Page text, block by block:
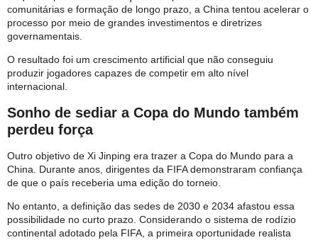
comunitárias e formação de longo prazo, a China tentou acelerar o
processo por meio de grandes investimentos e diretrizes
governamentais.
O resultado foi um crescimento artificial que não conseguiu
produzir jogadores capazes de competir em alto nível
internacional.
Sonho de sediar a Copa do Mundo também
perdeu força
Outro objetivo de Xi Jinping era trazer a Copa do Mundo para a
China. Durante anos, dirigentes da FIFA demonstraram confiança
de que o país receberia uma edição do torneio.
No entanto, a definição das sedes de 2030 e 2034 afastou essa
possibilidade no curto prazo. Considerando o sistema de rodízio
continental adotado pela FIFA, a primeira oportunidade realista